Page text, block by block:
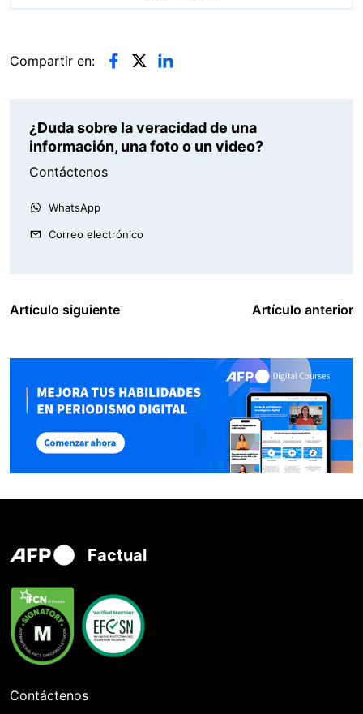
Compartir en:
¿Duda sobre la veracidad de una
información, una foto o un video?
Contáctenos
WhatsApp
Correo electrónico
Artículo siguiente Artículo anterior
Factual
Contáctenos